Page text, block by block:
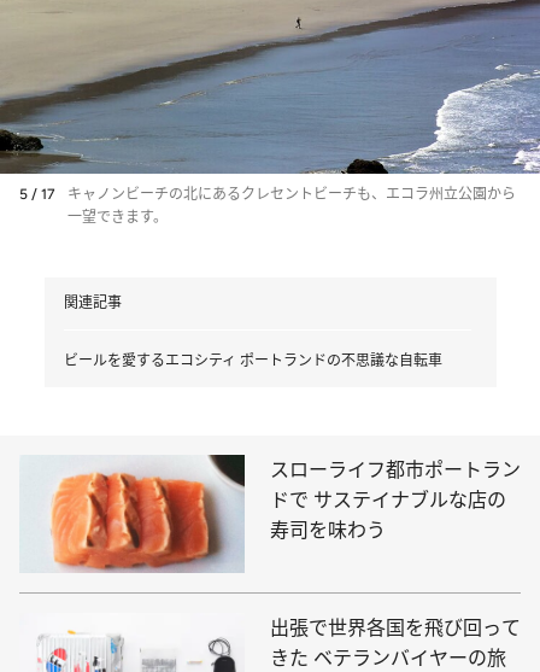
5 / 17
キャノンビーチの北にあるクレセントビーチも、エコラ州立公園から
一望できます。
関連記事
ビールを愛するエコシティ ポートランドの不思議な自転車
スローライフ都市ポートラン
ドで サステイナブルな店の
寿司を味わう
出張で世界各国を飛び回って
きた ベテランバイヤーの旅